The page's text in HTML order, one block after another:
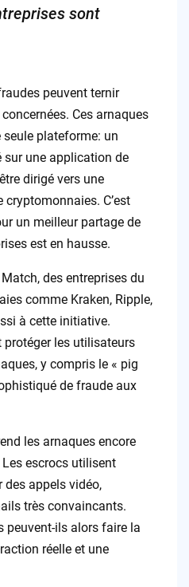
sont
peuvent ternir
Ces arnaques
plateforme: un
sur une application de
dirigé vers une
cryptomonnaies. C’est
un meilleur partage de
est en hausse.
des entreprises du
comme Kraken, Ripple,
à cette initiative.
protéger les utilisateurs
y compris le « pig
de fraude aux
les arnaques encore
escrocs utilisent
des appels vidéo,
très convaincants.
peuvent-ils alors faire la
réelle et une